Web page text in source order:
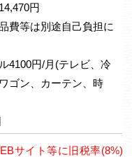
円
費等は別途自己負担に
4100円/月(テレビ、冷
ゴン、カーテン、時
サイト等に旧税率(8%)